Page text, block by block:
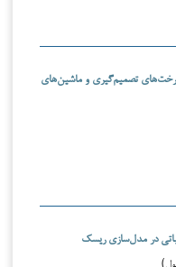
درخت‌های تصمیم‌گیری و ماشین‌های
در مدل‌سازی ریسک